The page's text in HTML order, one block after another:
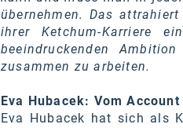
übernehmen. Das
ihrer Ketchum-Karriere
beeindruckenden
zusammen zu arbeiten.
Eva Hubacek: Vom
Eva Hubacek hat sich als